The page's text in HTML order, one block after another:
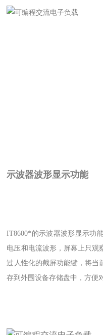
示波器波形显示功能
IT8600*的示波器波形显示功
电压和电流波形，屏幕上只观
过人性化的截屏功能键，将当
存到外围设备存储盘中，方便